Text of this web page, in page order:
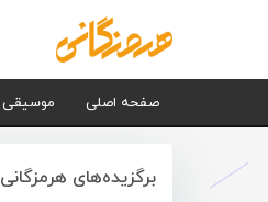
صفحه اصلی موسیقی
برگزیده‌های هرمزگانی